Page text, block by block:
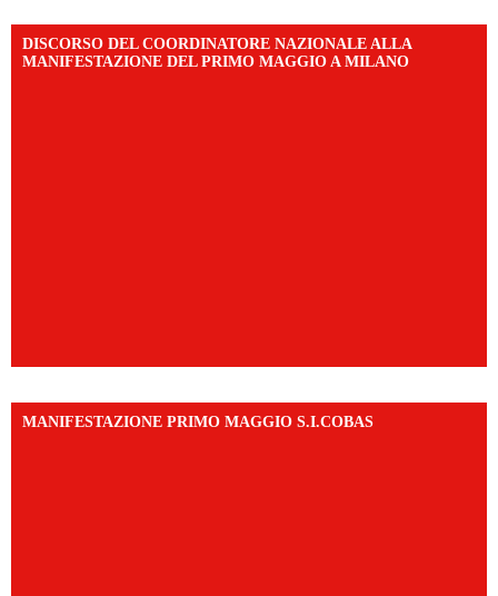
DISCORSO DEL COORDINATORE NAZIONALE ALLA
MANIFESTAZIONE DEL PRIMO MAGGIO A MILANO
MANIFESTAZIONE PRIMO MAGGIO S.I.COBAS